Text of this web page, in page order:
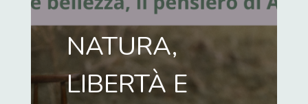
NATURA,
LIBERTÀ E